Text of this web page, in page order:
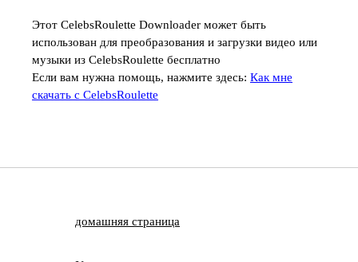
Этот CelebsRoulette Downloader может быть
использован для преобразования и загрузки видео или
музыки из CelebsRoulette бесплатно
Если вам нужна помощь, нажмите здесь: Как мне
скачать с CelebsRoulette
домашняя страница